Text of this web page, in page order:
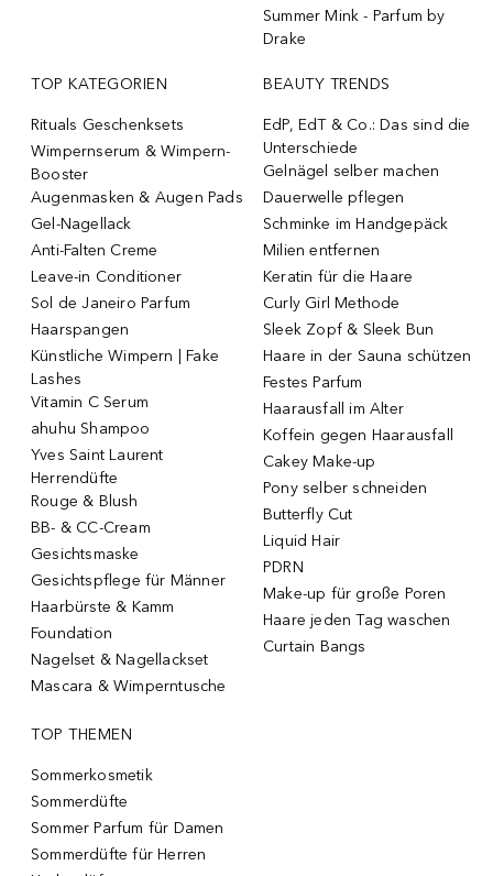
Summer Mink - Parfum by
Drake
TOP KATEGORIEN
Rituals Geschenksets
Wimpernserum & Wimpern-
Booster
Augenmasken & Augen Pads
Gel-Nagellack
Anti-Falten Creme
Leave-in Conditioner
Sol de Janeiro Parfum
Haarspangen
Künstliche Wimpern | Fake
Lashes
Vitamin C Serum
ahuhu Shampoo
Yves Saint Laurent
Herrendüfte
Rouge & Blush
BB- & CC-Cream
Gesichtsmaske
Gesichtspflege für Männer
Haarbürste & Kamm
Foundation
Nagelset & Nagellackset
Mascara & Wimperntusche
BEAUTY TRENDS
EdP, EdT & Co.: Das sind die
Unterschiede
Gelnägel selber machen
Dauerwelle pflegen
Schminke im Handgepäck
Milien entfernen
Keratin für die Haare
Curly Girl Methode
Sleek Zopf & Sleek Bun
Haare in der Sauna schützen
Festes Parfum
Haarausfall im Alter
Koffein gegen Haarausfall
Cakey Make-up
Pony selber schneiden
Butterfly Cut
Liquid Hair
PDRN
Make-up für große Poren
Haare jeden Tag waschen
Curtain Bangs
TOP THEMEN
Sommerkosmetik
Sommerdüfte
Sommer Parfum für Damen
Sommerdüfte für Herren